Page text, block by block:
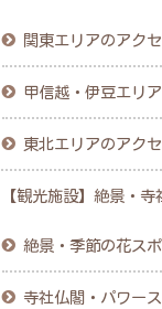
関東エリアのアク
甲信越・伊豆エリ
東北エリアのアク
【観光施設】絶景・
絶景・季節の花ス
寺社仏閣・パワー